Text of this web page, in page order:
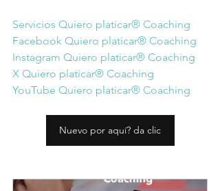
Servicios Quiero platicar® Coaching
Facebook Quiero platicar® Coaching
Instagram Quiero platicar® Coaching
X Quiero platicar® Coaching
YouTube Quiero platicar® Coaching
Nuevo por aquí? da clic